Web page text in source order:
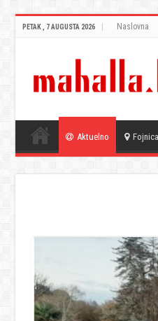
PETAK , 7 AUGUSTA 2026 Naslovna
Aktuelno Fojnica